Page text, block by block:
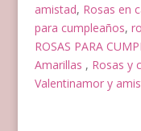
amistad, Rosas en
para cumpleaños,
ROSAS PARA
Amarillas , Rosas y
Valentinamor y